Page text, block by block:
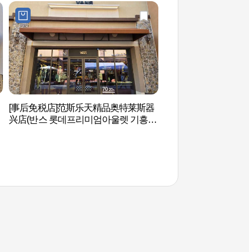
[事后免税店]范斯乐天精品奥特莱斯器
兴店(반스 롯데프리미엄아울렛 기흥